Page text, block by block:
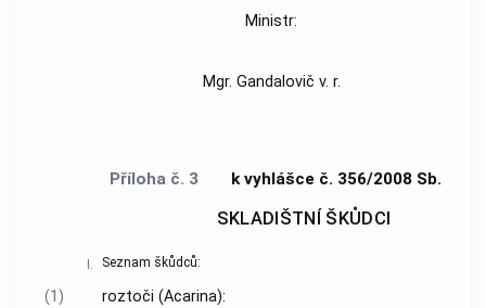
Ministr:
Mgr. Gandalovič v. r.
Příloha č. 3 k vyhlášce č. 356/2008 Sb.
SKLADIŠTNÍ ŠKŮDCI
I. Seznam škůdců:
(1) roztoči (Acarina):